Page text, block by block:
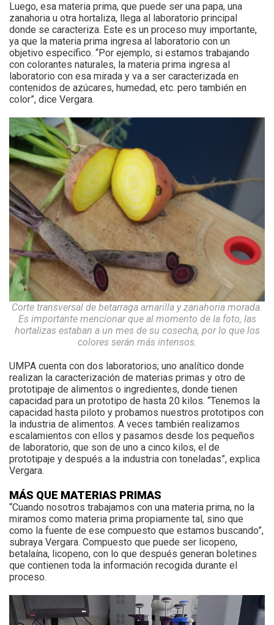
Luego, esa materia prima, que puede ser una papa, una
zanahoria u otra hortaliza, llega al laboratorio principal
donde se caracteriza. Este es un proceso muy importante,
ya que la materia prima ingresa al laboratorio con un
objetivo específico. “Por ejemplo, si estamos trabajando
con colorantes naturales, la materia prima ingresa al
laboratorio con esa mirada y va a ser caracterizada en
contenidos de azúcares, humedad, etc. pero también en
color”, dice Vergara.
Corte transversal de betarraga amarilla y zanahoria morada.
Es importante mencionar que al momento de la foto, las
hortalizas estaban a un mes de su cosecha, por lo que los
colores serán más intensos.
UMPA cuenta con dos laboratorios; uno analítico donde
realizan la caracterización de materias primas y otro de
prototipaje de alimentos o ingredientes, donde tienen
capacidad para un prototipo de hasta 20 kilos. “Tenemos la
capacidad hasta piloto y probamos nuestros prototipos con
la industria de alimentos. A veces también realizamos
escalamientos con ellos y pasamos desde los pequeños
de laboratorio, que son de uno a cinco kilos, el de
prototipaje y después a la industria con toneladas”, explica
Vergara.
MÁS QUE MATERIAS PRIMAS
“Cuando nosotros trabajamos con una materia prima, no la
miramos como materia prima propiamente tal, sino que
como la fuente de ese compuesto que estamos buscando”,
subraya Vergara. Compuesto que puede ser licopeno,
betalaína, licopeno, con lo que después generan boletines
que contienen toda la información recogida durante el
proceso.